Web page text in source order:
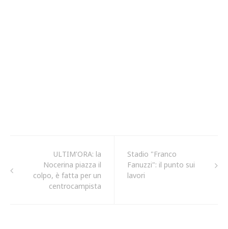
ULTIM'ORA: la
Nocerina piazza il
colpo, è fatta per un
centrocampista
Stadio "Franco
Fanuzzi": il punto sui
lavori